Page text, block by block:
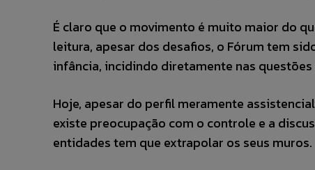
É claro que o movimento é muito maior do
leitura, apesar dos desafios, o Fórum tem
infância, incidindo diretamente nas
Hoje, apesar do perfil meramente
existe preocupação com o controle e a
entidades tem que extrapolar os seus muros.